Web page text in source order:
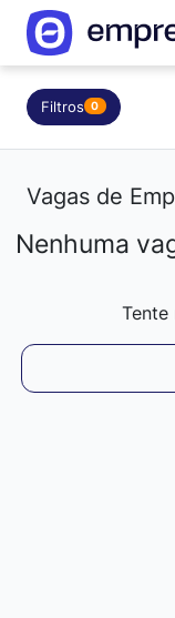
Filtros 0
Vagas de
Carregando
Nenhuma
Tente